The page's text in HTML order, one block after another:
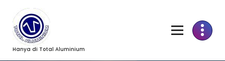
Content
Hanya di Total Aluminium